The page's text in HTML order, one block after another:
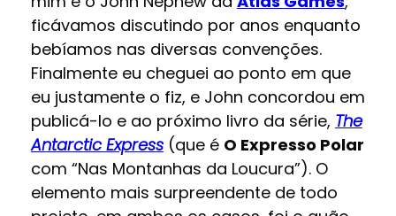
ficávamos discutindo por anos enquanto
bebíamos nas diversas convenções.
Finalmente eu cheguei ao ponto em que
eu justamente o fiz, e John concordou em
publicá-lo e ao próximo livro da série, The
Antarctic Express(que é O Expresso Polar
com “Nas Montanhas da Loucura”). O
elemento mais surpreendente de todo